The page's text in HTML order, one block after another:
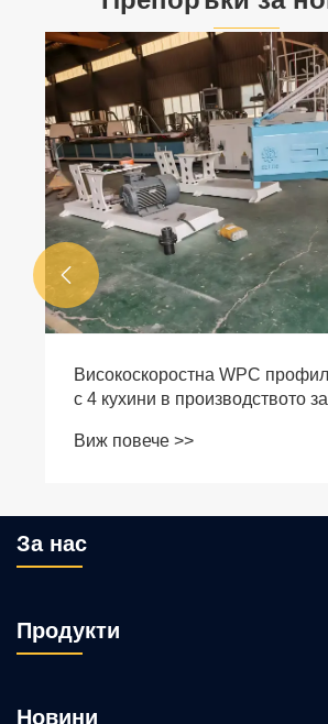
Влиянието на формата на
вълна върху
продукта на едностенна
Виж повече >>

За нас
Продукти
Новини